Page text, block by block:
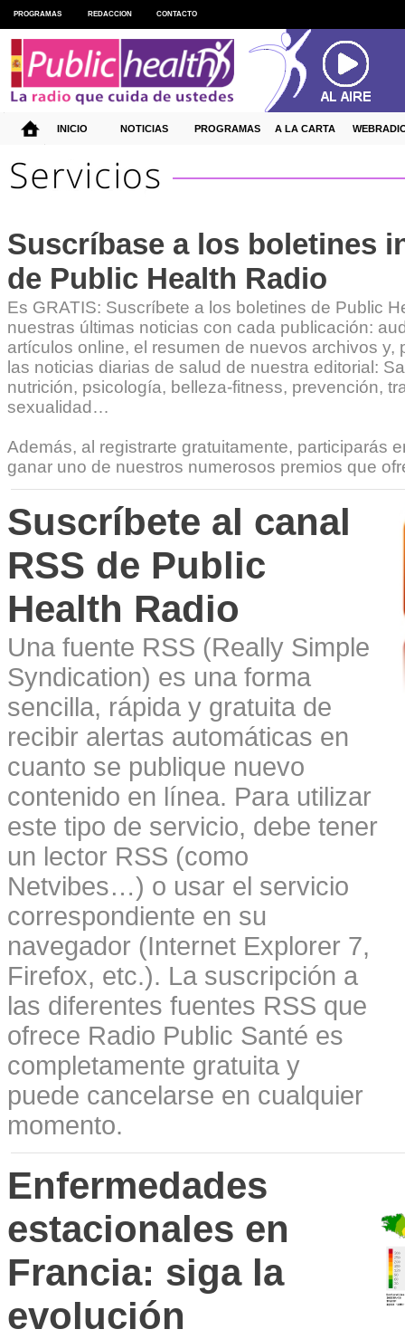
Suscríbase a los boletines
de Public Health Radio
Es GRATIS: Suscríbete a los boletines de Public
nuestras últimas noticias con cada publicación:
artículos online, el resumen de nuevos archivos y,
las noticias diarias de salud de nuestra editorial:
nutrición, psicología, belleza-fitness, prevención,
sexualidad…
Además, al registrarte gratuitamente, participarás
ganar uno de nuestros numerosos premios que
Suscríbete al canal
RSS de Public
Health Radio
Una fuente RSS (Really Simple
Syndication) es una forma
sencilla, rápida y gratuita de
recibir alertas automáticas en
cuanto se publique nuevo
contenido en línea. Para utilizar
este tipo de servicio, debe tener
un lector RSS (como
Netvibes…) o usar el servicio
correspondiente en su
navegador (Internet Explorer 7,
Firefox, etc.). La suscripción a
las diferentes fuentes RSS que
ofrece Radio Public Santé es
completamente gratuita y
puede cancelarse en cualquier
momento.
Enfermedades
estacionales en
Francia: siga la
evolución
PROGRAMAS REDACCION CONTACTO
INICIO NOTICIAS PROGRAMAS A LA CARTA